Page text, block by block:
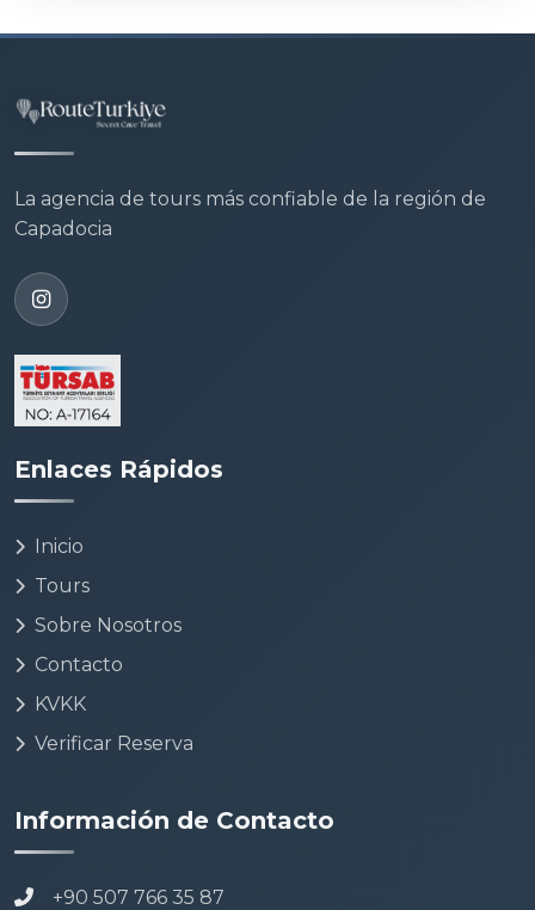
La agencia de tours más confiable de la región de
Capadocia
Enlaces Rápidos
Inicio
Tours
Sobre Nosotros
Contacto
KVKK
Verificar Reserva
Información de Contacto
+90 507 766 35 87